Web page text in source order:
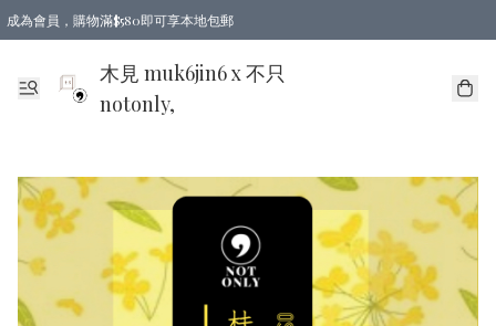
成為會員，購物滿$580即可享本地包郵
亞洲地區買滿$780包郵，歐美地區買滿$980包郵
木見 muk6jin6 x 不只
notonly,